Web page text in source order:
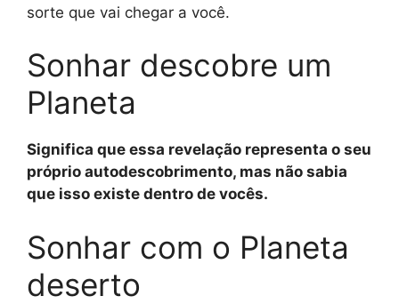
sorte que vai chegar a você.
Sonhar descobre um
Planeta
Significa que essa revelação representa o seu
próprio autodescobrimento, mas não sabia
que isso existe dentro de vocês.
Sonhar com o Planeta
deserto